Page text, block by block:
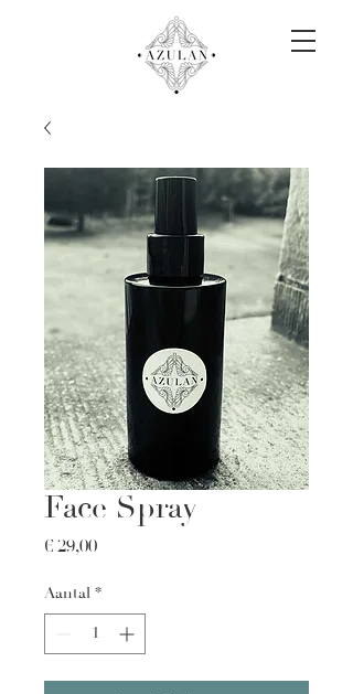
Face Spray
€ 29,00Prijs
Aantal *